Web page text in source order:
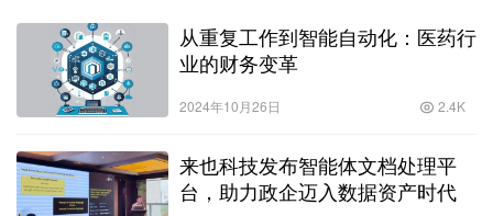
从重复工作到智能自动化：医药行
业的财务变革
2024年10月26日 2.4K
来也科技发布智能体文档处理平
台，助力政企迈入数据资产时代